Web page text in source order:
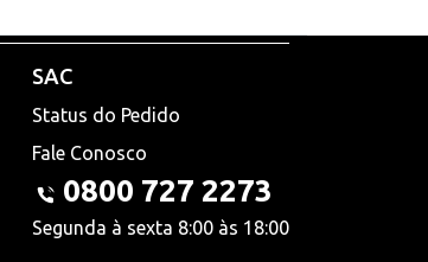
SAC
Status do Pedido
Fale Conosco
0800 727 2273
Segunda à sexta 8:00 às 18:00